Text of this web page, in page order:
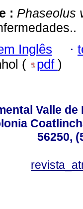
: Phaseolus
Inglês ·
( pdf )
Valle
56250,